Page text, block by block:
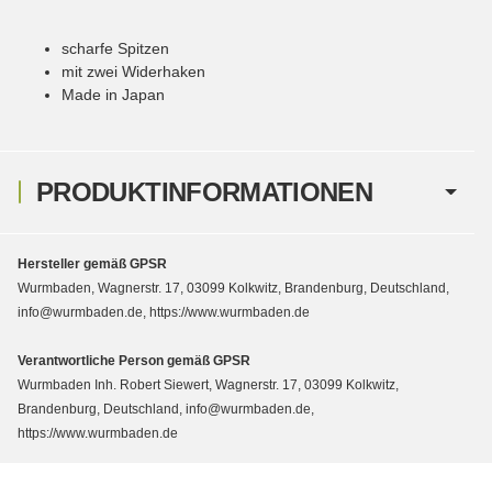
PRODUKTINFORMATIONEN
scharfe Spitzen
mit zwei Widerhaken
Made in Japan
Hersteller gemäß GPSR
Wurmbaden, Wagnerstr. 17, 03099 Kolkwitz, Brandenburg, Deutschland,
info@wurmbaden.de, https://www.wurmbaden.de
Verantwortliche Person gemäß GPSR
Wurmbaden Inh. Robert Siewert, Wagnerstr. 17, 03099 Kolkwitz,
Brandenburg, Deutschland, info@wurmbaden.de,
https://www.wurmbaden.de